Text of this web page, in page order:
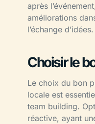
après
améliorations
l’échange d’idées.
Choisir le
Le choix du bon
locale est
team building.
réactive, ayant